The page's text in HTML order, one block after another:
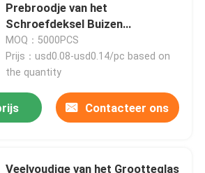
Prebroodje van het
Schroefdeksel Buizen
22x120mm Duidelijke
Gezamenlijke Buis
MOQ：5000PCS
Prijs：usd0.08-usd0.14/pc based on
the quantity
Contacteer ons
Veelvoudige van het Grootteglas